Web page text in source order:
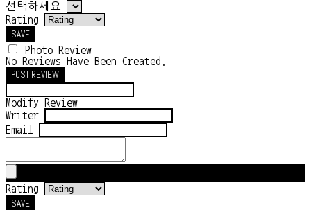
선택하세요
Rating
SAVE
Photo Review
No Reviews Have Been Created.
POST REVIEW
Modify Review
Writer
Email
Rating
SAVE